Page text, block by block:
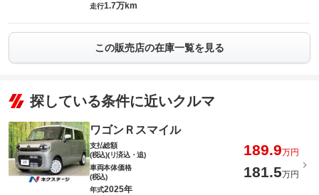
走行1.7万km
この販売店の在庫一覧を見る
探している条件に近いクルマ
ワゴンＲスマイル
支払総額
(税込)(リ済込・追)
189.9万円
車両本体価格
(税込)
181.5万円
年式2025年